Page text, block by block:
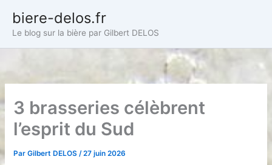
contenu
biere-delos.fr
Le blog sur la bière par Gilbert DELOS
3 brasseries célèbrent
l’esprit du Sud
ParGilbert DELOS/27 juin 2026